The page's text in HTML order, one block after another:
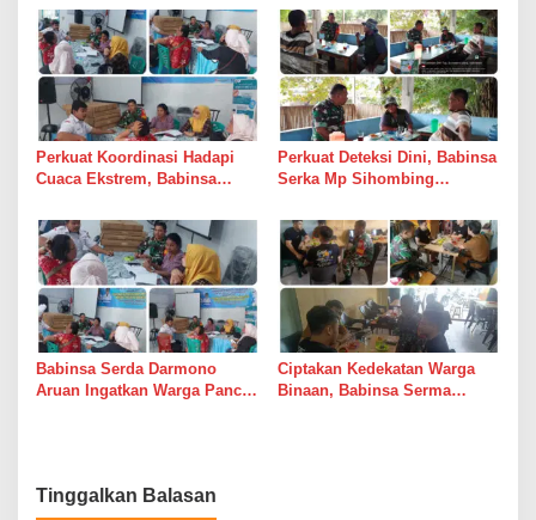
Bulog di Medan Timur
Perkuat Koordinasi Hadapi
Cuaca Ekstrem, Babinsa
Perangkat Desa Siapkan
Langkah Mitigasi
Perkuat Deteksi Dini, Babinsa
Serka Mp Sihombing
Warung Kopi Deli Tua Barat
Babinsa Serda Darmono
Aruan Ingatkan Warga Pancur
Ciptakan Kedekatan Warga
Binaan, Babinsa Serma
Tinggalkan Balasan